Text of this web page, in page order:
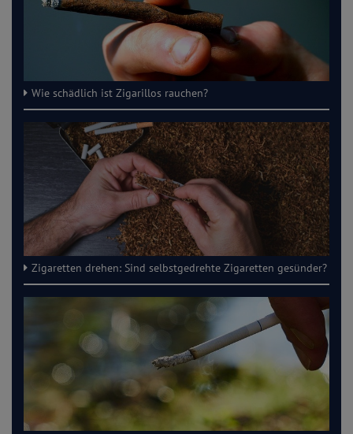
Wie schädlich ist Zigarillos rauchen?
Zigaretten drehen: Sind selbstgedrehte Zigaretten gesünder?